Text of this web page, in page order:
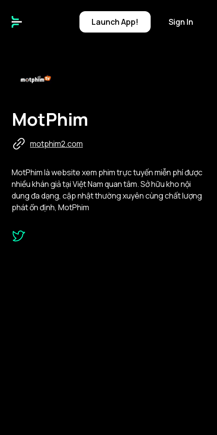
LaunchApp! Sign In
M
MotPhim
motphim2.com
MotPhim là website xem phim trực tuyến miễn phí được
nhiều khán giả tại Việt Nam quan tâm. Sở hữu kho nội
dung đa dạng, cập nhật thường xuyên cùng chất lượng
phát ổn định, MotPhim